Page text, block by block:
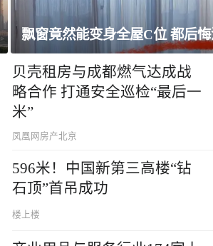
上海未建成的地标：“人”字大楼
贝壳租房与成都燃气达成战
略合作 打通安全巡检“最后一
米”
凤凰网房产北京
596米！中国新第三高楼“钻
石顶”首吊成功
楼上楼